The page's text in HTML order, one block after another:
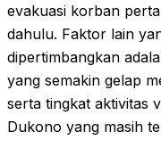
evakuasi korban
dahulu. Faktor lain
dipertimbangkan
yang semakin gelap
serta tingkat aktivitas
Dukono yang masih